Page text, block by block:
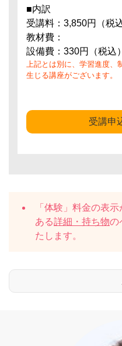
■内訳
受講料：3,850円（税込
教材費：
設備費：330円（税込）
上記とは別に、学習進度、
生じる講座がございます。
受講申
「体験」料金の表
ある詳細・持ち物の
たします。